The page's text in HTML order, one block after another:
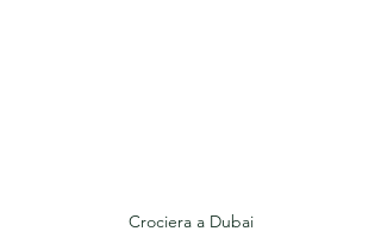
Crociera a Dubai